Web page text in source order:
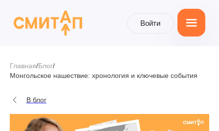
Главная/Блог/
Монгольское нашествие: хронология и ключевые события
В блог